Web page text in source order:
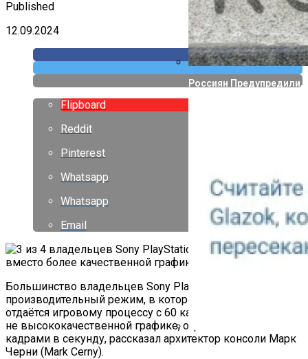
Россиян
Как Работает Счетчик
Published
12.09.2024
Flipboard
Reddit
Pinterest
Whatsapp
Whatsapp
Email
Большинство владельцев Sony PlayStation 5 выбирают
производительный режим, в котором приоритет
отдаётся игровому процессу с 60 кадрами в секунду, а
не высококачественной графике, ограниченной 30
кадрами в секунду, рассказал архитектор консоли Марк
Черни (Mark Cerny).